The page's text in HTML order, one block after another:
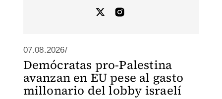
07.08.2026/
Demócratas pro-Palestina
avanzan en EU pese al gasto
millonario del lobby israelí